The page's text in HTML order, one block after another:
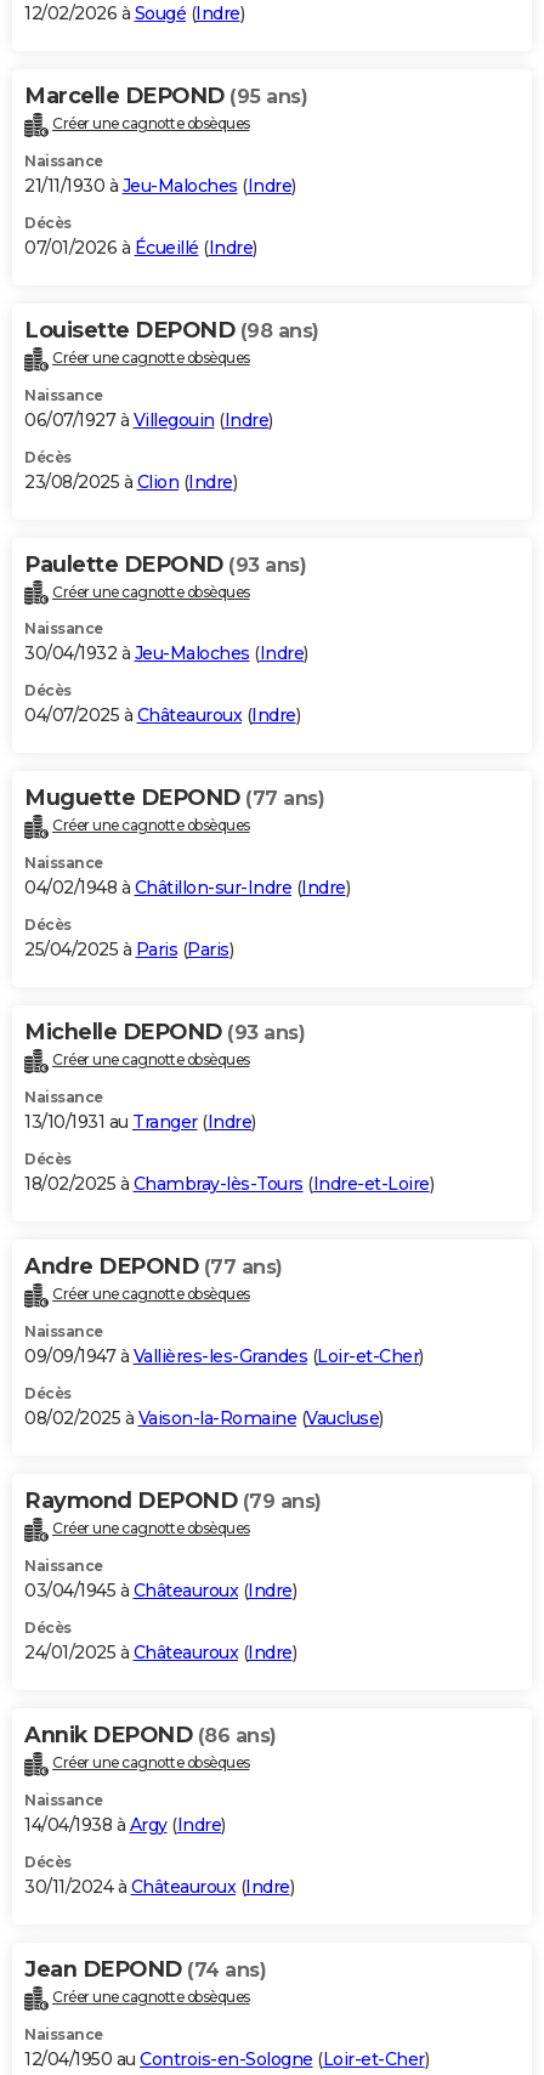
S'inscrire
Se connecter
Lycées
Collèges
Primaires
Universités
Entreprises
Service militaire
Avis de recherche
AVIS DE DÉCÈS
Bricolage
Lifestyle
Culture
Sport
Auto
Television
Voyage
Cinema
12/02/2026 à Sougé (Indre)
Marcelle DEPOND (95 ans)
Créer une cagnotte obsèques
Naissance
21/11/1930 à Jeu-Maloches (Indre)
Décès
07/01/2026 à Écueillé (Indre)
Louisette DEPOND (98 ans)
Créer une cagnotte obsèques
Naissance
06/07/1927 à Villegouin (Indre)
Décès
23/08/2025 à Clion (Indre)
Paulette DEPOND (93 ans)
Créer une cagnotte obsèques
Naissance
30/04/1932 à Jeu-Maloches (Indre)
Décès
04/07/2025 à Châteauroux(Indre)
Muguette DEPOND (77 ans)
Créer une cagnotte obsèques
Naissance
04/02/1948 à Châtillon-sur-Indre (Indre)
Décès
25/04/2025 à Paris (Paris)
Michelle DEPOND (93 ans)
Créer une cagnotte obsèques
Naissance
13/10/1931 au Tranger(Indre)
Décès
18/02/2025 à Chambray-lès-Tours (Indre-et-Loire)
Andre DEPOND (77 ans)
Créer une cagnotte obsèques
Naissance
09/09/1947 à Vallières-les-Grandes (Loir-et-Cher)
Décès
08/02/2025 à Vaison-la-Romaine (Vaucluse)
Raymond DEPOND (79 ans)
Créer une cagnotte obsèques
Naissance
03/04/1945 à Châteauroux(Indre)
Décès
24/01/2025 à Châteauroux(Indre)
Annik DEPOND (86 ans)
Créer une cagnotte obsèques
Naissance
14/04/1938 à Argy(Indre)
Décès
30/11/2024 à Châteauroux(Indre)
Jean DEPOND (74 ans)
Créer une cagnotte obsèques
Naissance
12/04/1950 au Controis-en-Sologne (Loir-et-Cher)